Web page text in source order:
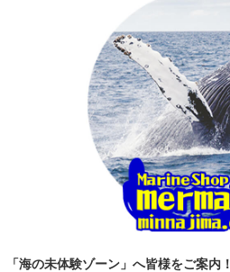
「海の未体験ゾーン」へ皆様をご案内！